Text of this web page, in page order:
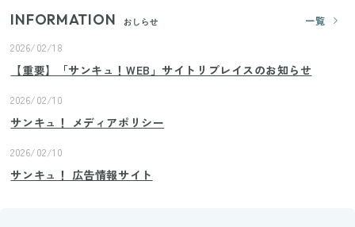
INFORMATION おしらせ
一覧
2026/02/18
【重要】「サンキュ！WEB」サイトリプレイスのお知らせ
2026/02/10
サンキュ！ メディアポリシー
2026/02/10
サンキュ！ 広告情報サイト